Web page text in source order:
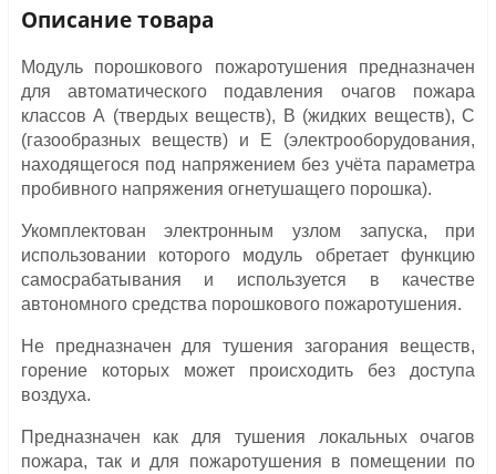
Описание товара
Модуль порошкового пожаротушения предназначен
для автоматического подавления очагов пожара
классов А (твердых веществ), В (жидких веществ), С
(газообразных веществ) и Е (электрооборудования,
находящегося под напряжением без учёта параметра
пробивного напряжения огнетушащего порошка).
Укомплектован электронным узлом запуска, при
использовании которого модуль обретает функцию
самосрабатывания и используется в качестве
автономного средства порошкового пожаротушения.
Не предназначен для тушения загорания веществ,
горение которых может происходить без доступа
воздуха.
Предназначен как для тушения локальных очагов
пожара, так и для пожаротушения в помещении по